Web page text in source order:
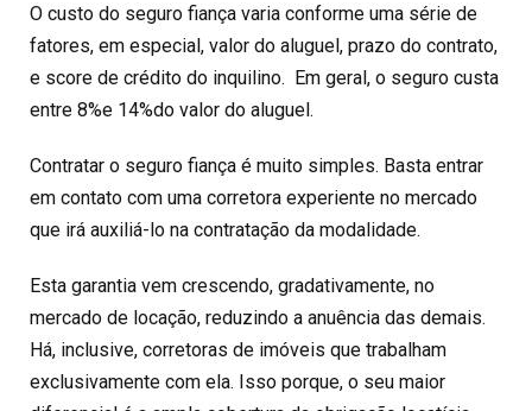
O custo do seguro fiança varia conforme uma série de
fatores, em especial, valor do aluguel, prazo do contrato,
e score de crédito do inquilino. Em geral, o seguro custa
entre 8%e 14%do valor do aluguel.
Contratar o seguro fiança é muito simples. Basta entrar
em contato com uma corretora experiente no mercado
que irá auxiliá-lo na contratação da modalidade.
Esta garantia vem crescendo, gradativamente, no
mercado de locação, reduzindo a anuência das demais.
Há, inclusive, corretoras de imóveis que trabalham
exclusivamente com ela. Isso porque, o seu maior